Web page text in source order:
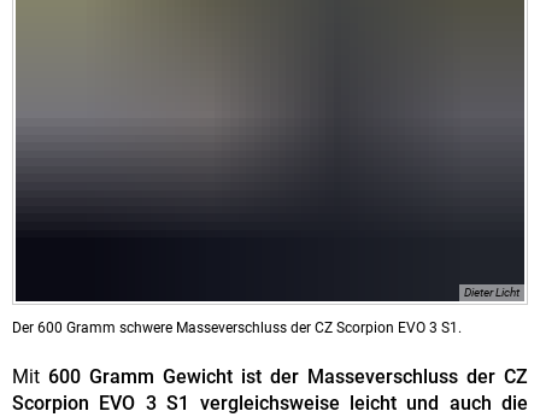
Dieter Licht
Der 600 Gramm schwere Masseverschluss der CZ Scorpion EVO 3 S1.
Mit 600 Gramm Gewicht ist der Masseverschluss der CZ
Scorpion EVO 3 S1 vergleichsweise leicht und auch die